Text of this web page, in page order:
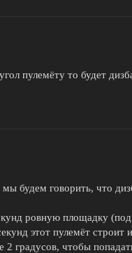
пулемёту то будет
будем говорить, что
ровную площадку (под
этот пулемёт строит
2 градусов, чтобы